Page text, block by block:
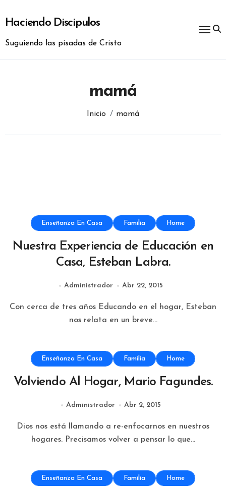
contenido
Haciendo Discipulos
Suguiendo las pisadas de Cristo
mamá
Inicio mamá
Enseñanza En Casa Familia Home
Nuestra Experiencia de Educación en
Casa, Esteban Labra.
Administrador Abr 22, 2015
Con cerca de tres años Educando en el hogar, Esteban
nos relata en un breve...
Enseñanza En Casa Familia Home
Volviendo Al Hogar, Mario Fagundes.
Administrador Abr 2, 2015
Dios nos está llamando a re-enfocarnos en nuestros
hogares. Precisamos volver a pensar lo que...
Enseñanza En Casa Familia Home